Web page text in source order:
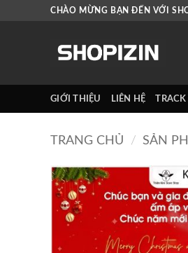
CHÀO MỪNG BẠN ĐẾN VỚI
GIỚI THIỆU LIÊN HỆ TRACK
TRANG CHỦ / SẢN